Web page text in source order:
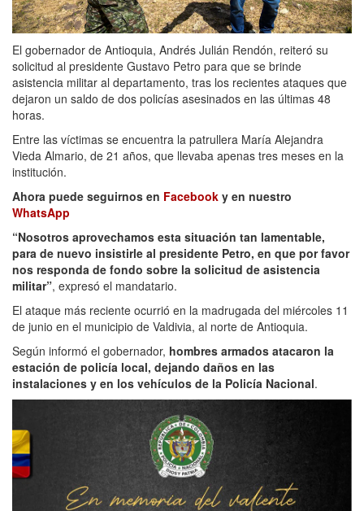
El gobernador de Antioquia, Andrés Julián Rendón, reiteró su
solicitud al presidente Gustavo Petro para que se brinde
asistencia militar al departamento, tras los recientes ataques que
dejaron un saldo de dos policías asesinados en las últimas 48
horas.
Entre las víctimas se encuentra la patrullera María Alejandra
Vieda Almario, de 21 años, que llevaba apenas tres meses en la
institución.
Ahora puede seguirnos en Facebook y en nuestro
WhatsApp
“Nosotros aprovechamos esta situación tan lamentable,
para de nuevo insistirle al presidente Petro, en que por favor
nos responda de fondo sobre la solicitud de asistencia
militar”, expresó el mandatario.
El ataque más reciente ocurrió en la madrugada del miércoles 11
de junio en el municipio de Valdivia, al norte de Antioquia.
Según informó el gobernador, hombres armados atacaron la
estación de policía local, dejando daños en las
instalaciones y en los vehículos de la Policía Nacional.